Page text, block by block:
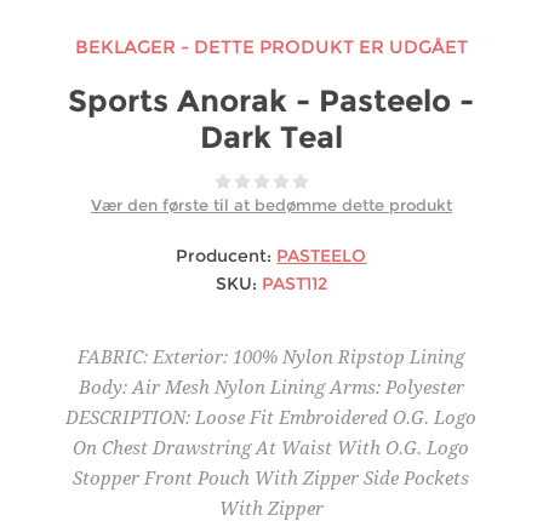
BEKLAGER - DETTE PRODUKT ER UDGÅET
Sports Anorak - Pasteelo -
Dark Teal
Vær den første til at bedømme dette produkt
Producent: PASTEELO
SKU: PAST112
FABRIC: Exterior: 100% Nylon Ripstop Lining
Body: Air Mesh Nylon Lining Arms: Polyester
DESCRIPTION: Loose Fit Embroidered O.G. Logo
On Chest Drawstring At Waist With O.G. Logo
Stopper Front Pouch With Zipper Side Pockets
With Zipper